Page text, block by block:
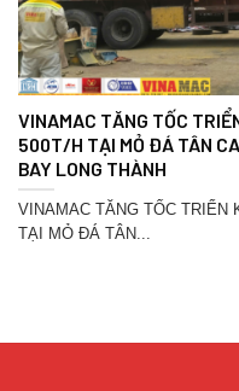
VINAMAC TĂNG TỐC
500T/H TẠI MỎ ĐÁ TÂN
BAY LONG THÀNH
VINAMAC TĂNG TỐC TRIỂN
TẠI MỎ ĐÁ TÂN...